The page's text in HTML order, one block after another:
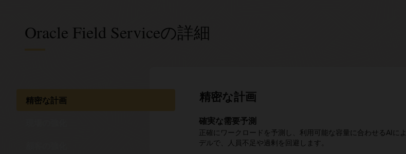
Oracle Field Serviceの詳細
精密な計画 精密な計画
確実な需要予測
正確にワークロードを予測し、利用可能な容量に合わせるAIに
デルで、人員不足や過剰を回避します。
1つのモバイル・アプリですべての求人情報にアクセス
技術者は、マップ、説明書、部品リスト、ナレッジ記事 、およ
履歴にすぐにアクセスできます。
オンライン予約の設定
顧客はリアルタイムの稼働状況から選択できるため、スケジュ
伴う不測の事態を避けることができます。
交通渋滞の遅れを解消
リアルタイムのルーティングは、交通渋滞、道路閉鎖、または
ぬ状況を瞬時に調整します。
最初の訪問で適切な部品を入手
利用可能な在庫を予定された作業に適合させ、デポの修理ター
ウンド時間を考慮することで、技術者が最初の訪問時に必要なも